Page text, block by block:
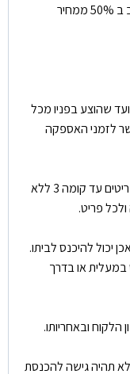
כל ביטול הובלה לאחר שנקבעה, הלקוח יחוייב ב 50% ממחיר
שהוצע בפניו מכל
לזמני האספקה
כל המחירים מתייחסים להובלה והרכבה של פריטים עד קומה 3 ללא
יכול להיכנס לביתו.
או בדרך
הלקוח ובאחריותו.
תהיה גישה להכנסת